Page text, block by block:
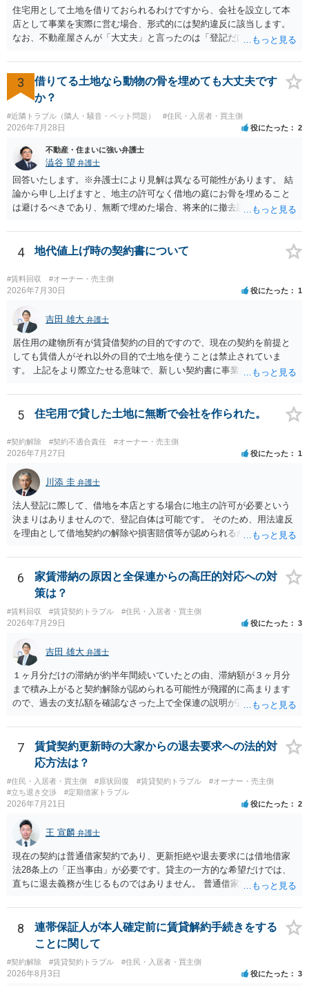
住宅用として土地を借りておられるわけですから、会社を設立して本
店として事業を実際に営む場合、形式的には契約違反に該当します。
なお、不動産屋さんが「大丈夫」と言ったのは「登記だけなら実務上
れますが、これは法的な保証ではありません。 ただ、解除まで認めら
れるかどうかについては信頼関係が破壊されたかどうかで判断されま
すので、建物を事務所・店舗用に大きく改築する等までなさらない限
り、リスクはそれほど大きくないかもしれません。 しかしそれでも、
大家さんが契約違反を口実に、将来の更新時に更新料の上乗せを要求
したり、立ち退きを迫る材料に使ったりする可能性は否定できませ
ん。
3
借りてる土地なら動物の骨を埋めても大丈夫です
か？
#近隣トラブル（隣人・騒音・ペット問題） #住民・入居者・買主側
2026年7月28日 役にたった 2
不動産・住まいに強い弁護士
澁谷 望 弁護士
回答いたします。※弁護士により見解は異なる可能性があります。 結
論から申し上げますと、地主の許可なく借地の庭にお骨を埋めること
は避けるべきであり、無断で埋めた場合、将来的に撤去請求や退去時
上、自分のペットの遺骨を埋める行為自体は墓地埋葬法違反や不法投
棄には該当しないため、犯罪になるわけではありません。しかし、建
ります。そのため、地主に無断でお骨を埋める行為は、他人の所有権
を侵害する行為や、借地人としての善管注意義務違反とみなされる可
事前に地主へ相談して許可を得るか、土地に直接埋めずに大きめの鉢
植え等で供養する「プランター葬」や、ペット霊園等への納骨を検討
されるのが確実かと思います。
4 地代値上げ時の契約書について
#賃料回収 #オーナー・売主側
2026年7月30日 役にたった 1
吉田 雄大 弁護士
居住用の建物所有が賃貸借契約の目的ですので、現在の契約を前提と
しても賃借人がそれ以外の目的で土地を使うことは禁止されていま
す。 上記をより際立たせる意味で、新しい契約書に事業用として用い
交渉である以上賃借人が拒んだ場合には入りませんが、提案するのは
良い方法と思います。
5 住宅用で貸した土地に無断で会社を作られた。
#契約解除 #契約不適合責任 #オーナー・売主側
2026年7月27日 役にたった 1
川添 圭 弁護士
法人登記に際して、借地を本店とする場合に地主の許可が必要という
決まりはありませんので、登記自体は可能です。 そのため、用法違反
を理由として借地契約の解除や損害賠償等が認められるかどうかが問
の建物を住居用に限定する（事業に使用しない）特約があると評価で
きるかどうかが重要でしょう（借地契約締結後に賃借人が建物を店舗
に改装したという事案で、住居に限定する特約までは存在しなかった
として契約解除を認めなかった裁判例があります）。契約条項の記載
や解釈の問題になりますので、弁護士へ直接相談されることをお勧め
します。
6
家賃滞納の原因と全保連からの高圧的対応への対
策は？
#賃料回収 #賃貸契約トラブル #住民・入居者・買主側
2026年7月29日 役にたった 3
吉田 雄大 弁護士
１ヶ月分だけの滞納が約半年間続いていたとの由、滞納額が３ヶ月分
まで積み上がると契約解除が認められる可能性が飛躍的に高まります
ので、過去の支払額を確認なさった上で全保連の説明が正しければ、
た理由は気になるところですが、中身のある返答は期待できないと思
います。
7
賃貸契約更新時の大家からの退去要求への法的対
応方法は？
#住民・入居者・買主側 #原状回復 #賃貸契約トラブル
#オーナー・売主側
#立ち退き交渉
#定期借家トラブル
2026年7月21日 役にたった 2
王 宣麟 弁護士
現在の契約は普通借家契約であり、更新拒絶や退去要求には借地借家
法28条上の「正当事由」が必要です。貸主の一方的な希望だけでは、
直ちに退去義務が生じるものではありません。 普通借家契約から定期
新たな定期借家契約を締結する形になりますが、これは任意の合意が
前提であり、借主が同意しなければ成立しません。 12年間の居住実
績、子どもの学校や地域とのつながり、転居費用の準備が困難な事情
などは、借主側の強い居住継続の必要性として正当事由判断において
重視される要素ですので、貸主側にかなり具体的な事情と立退料など
がない限り、更新拒絶が認められるハードルは一般的に高いと考えら
8
連帯保証人が本人確定前に賃貸解約手続きをする
ことに関して
#契約解除 #賃貸契約トラブル #住民・入居者・買主側
2026年8月3日 役にたった 3